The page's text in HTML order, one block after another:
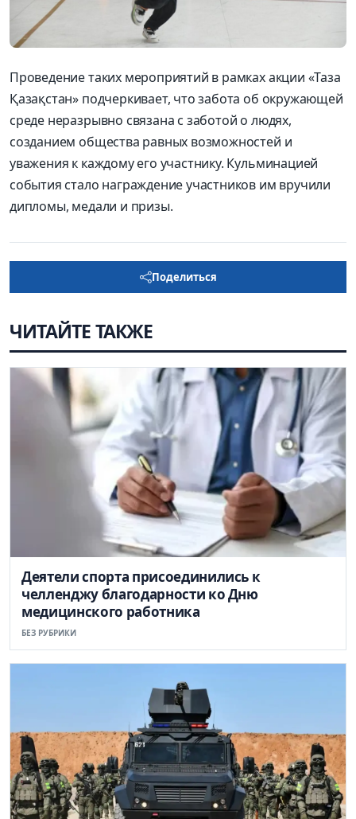
Проведение таких мероприятий в рамках акции «Таза
Қазақстан» подчеркивает, что забота об окружающей
среде неразрывно связана с заботой о людях,
созданием общества равных возможностей и
уважения к каждому его участнику. Кульминацией
события стало награждение участников им вручили
дипломы, медали и призы.
Поделиться
ЧИТАЙТЕ ТАКЖЕ
Деятели спорта присоединились к
челленджу благодарности ко Дню
медицинского работника
БЕЗ РУБРИКИ